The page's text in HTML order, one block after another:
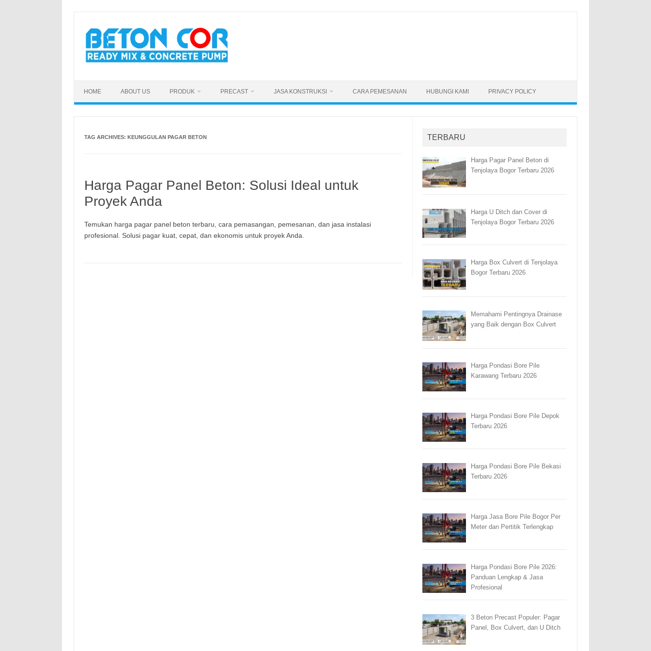
content
HOME ABOUT US PRODUK PRECAST JASA KONSTRUKSI CARA PEMESANAN HUBUNGI KAMI PRIVACY POLICY
TAG ARCHIVES: KEUNGGULAN PAGAR BETON
Harga Pagar Panel Beton: Solusi Ideal untuk
Proyek Anda
Temukan harga pagar panel beton terbaru, cara pemasangan, pemesanan, dan jasa instalasi
profesional. Solusi pagar kuat, cepat, dan ekonomis untuk proyek Anda.
TERBARU
Harga Pagar Panel Beton di
Tenjolaya Bogor Terbaru 2026
Harga U Ditch dan Cover di
Tenjolaya Bogor Terbaru 2026
Harga Box Culvert di Tenjolaya
Bogor Terbaru 2026
Memahami Pentingnya Drainase
yang Baik dengan Box Culvert
Harga Pondasi Bore Pile
Karawang Terbaru 2026
Harga Pondasi Bore Pile Depok
Terbaru 2026
Harga Pondasi Bore Pile Bekasi
Terbaru 2026
Harga Jasa Bore Pile Bogor Per
Meter dan Pertitik Terlengkap
Harga Pondasi Bore Pile 2026:
Panduan Lengkap & Jasa
Profesional
3 Beton Precast Populer: Pagar
Panel, Box Culvert, dan U Ditch